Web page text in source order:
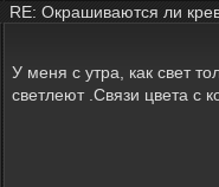
RE: Окрашиваются ли
У меня с утра, как свет
светлеют .Связи цвета с